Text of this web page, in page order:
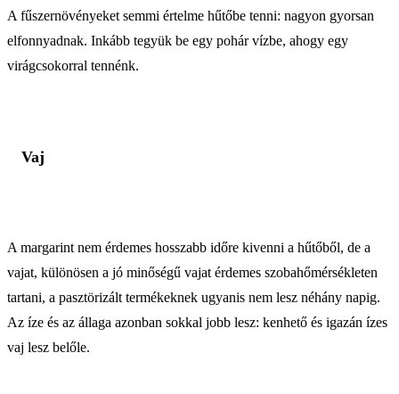
A fűszernövényeket semmi értelme hűtőbe tenni: nagyon gyorsan
elfonnyadnak. Inkább tegyük be egy pohár vízbe, ahogy egy
virágcsokorral tennénk.
Vaj
A margarint nem érdemes hosszabb időre kivenni a hűtőből, de a
vajat, különösen a jó minőségű vajat érdemes szobahőmérsékleten
tartani, a pasztörizált termékeknek ugyanis nem lesz néhány napig.
Az íze és az állaga azonban sokkal jobb lesz: kenhető és igazán ízes
vaj lesz belőle.